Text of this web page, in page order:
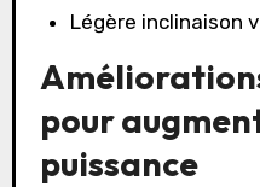
Légère inclinaison
pour
puissance